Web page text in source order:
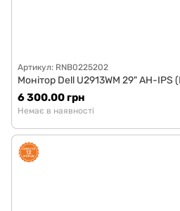
Артикул: RNB0225202
Монітор Dell U2913WM 29" AH-
6 300.00 грн
Немає в наявності